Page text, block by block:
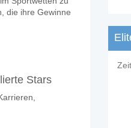
Vigo?
einen prozentualen Anteil von
die ihre Gewinne
Stars